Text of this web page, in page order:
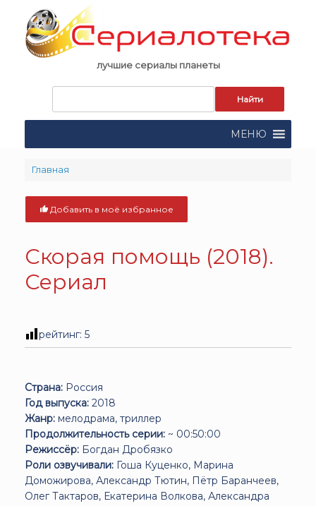
content
лучшие сериалы планеты
поиска:
МЕНЮ
Главная
Добавить в моё избранное
Скорая помощь (2018).
Сериал
рейтинг: 5
Страна: Россия
Год выпуска: 2018
Жанр: мелодрама, триллер
Продолжительность серии: ~ 00:50:00
Режиссёр: Богдан Дробязко
Роли озвучивали: Гоша Куценко, Марина
Доможирова, Александр Тютин, Пётр Баранчеев,
Олег Тактаров, Екатерина Волкова, Александра